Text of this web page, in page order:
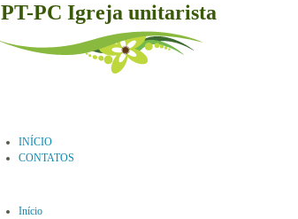
PT-PC Igreja unitarista
INÍCIO
CONTATOS
Início